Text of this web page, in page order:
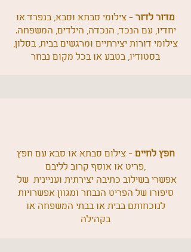
מדור לדור - צילומי סבתא וסבא, בנפרד או
יחדיו, עם הנכד, הנכדה, הילדים, המשפחה.
צילומי דורות יצירתיים ומרגשים בבית, בסלון,
בסטודיו, בטבע או בכל מקום נבחר
חפץ לחיים - צילום סבתא או סבא עם חפץ
,פריט או אוסף קרוב לליבם
סיפורו של הפריט הנבחר ומגוון אפשרויות
לנוכחותם בבית או בבתי המשפחה או
בקהילה